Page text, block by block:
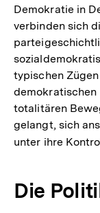
Demokratie in
verbinden sich
typischen
demokratischen
totalitären
gelangt, sich
unter ihre
Die